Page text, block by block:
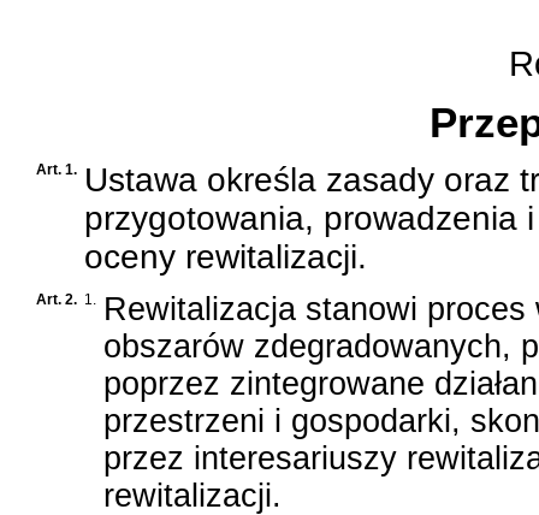
Art. 1. Ustawa określa zasady oraz
przygotowania, prowadzenia i
oceny rewitalizacji.
Art. 2. 1. Rewitalizacja stanowi
obszarów zdegradowanych,
poprzez zintegrowane
przestrzeni i gospodarki,
przez interesariuszy
rewitalizacji.